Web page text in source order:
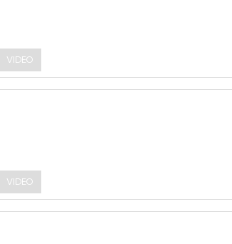
VIDEO
VIDEO